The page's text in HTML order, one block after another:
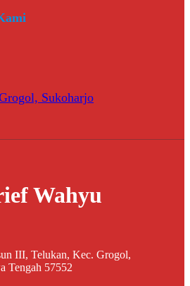
Sukoharjo
Wahyu
III, Telukan, Kec. Grogol,
Tengah 57552